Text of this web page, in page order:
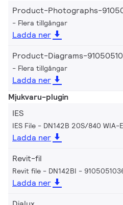
Product-Photographs-
Flera tillgångar
Ladda ner
Product-Diagrams-
Flera tillgångar
Ladda ner
Mjukvaru-plugin
IES
IES File - DN142B 20S/840 WIA-
Ladda ner
Revit-fil
Revit file - DN142BI -
Ladda ner